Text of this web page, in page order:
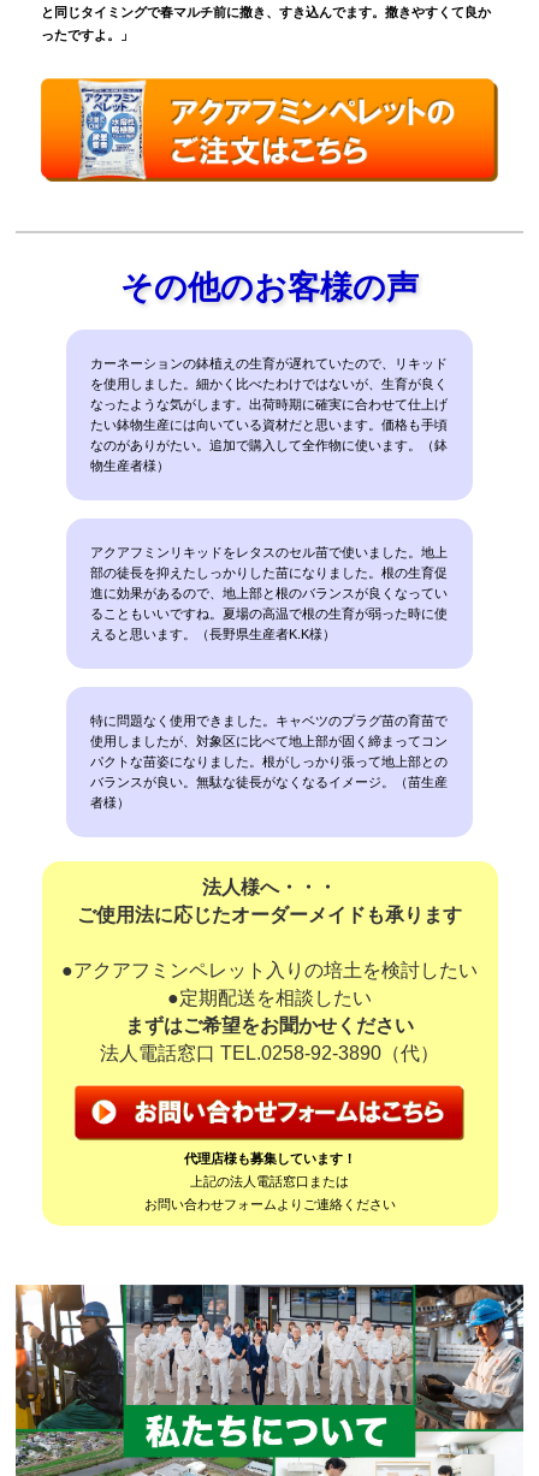
と同じタイミングで春マルチ前に撒き、すき込んでます。撒きやすくて良か
ったですよ。」
その他のお客様の声
カーネーションの鉢植えの生育が遅れていたので、リキッド
を使用しました。細かく比べたわけではないが、生育が良く
なったような気がします。出荷時期に確実に合わせて仕上げ
たい鉢物生産には向いている資材だと思います。価格も手頃
なのがありがたい。追加で購入して全作物に使います。（鉢
物生産者様）
アクアフミンリキッドをレタスのセル苗で使いました。地上
部の徒長を抑えたしっかりした苗になりました。根の生育促
進に効果があるので、地上部と根のバランスが良くなってい
ることもいいですね。夏場の高温で根の生育が弱った時に使
えると思います。（長野県生産者K.K様）
特に問題なく使用できました。キャベツのプラグ苗の育苗で
使用しましたが、対象区に比べて地上部が固く締まってコン
パクトな苗姿になりました。根がしっかり張って地上部との
バランスが良い。無駄な徒長がなくなるイメージ。（苗生産
者様）
法人様へ・・・
ご使用法に応じたオーダーメイドも承ります
●アクアフミンペレット入りの培土を検討したい
●定期配送を相談したい
まずはご希望をお聞かせください
法人電話窓口 TEL.0258-92-3890 （代）
代理店様も募集しています！
上記の法人電話窓口または
お問い合わせフォームよりご連絡ください